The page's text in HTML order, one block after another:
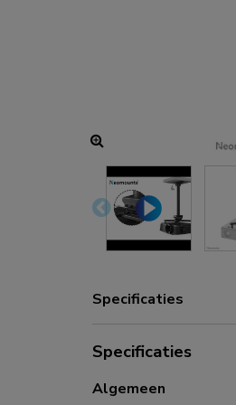
Specificaties
Specificaties
Algemeen